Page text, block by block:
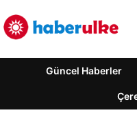
Güncel Haberler